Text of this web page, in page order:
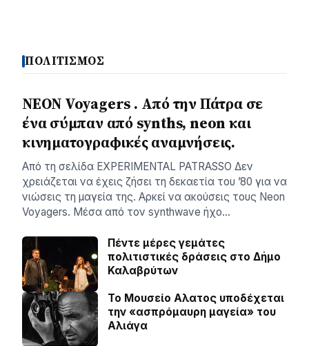
ΠΟΛΙΤΙΣΜΟΣ
NEON Voyagers . Από την Πάτρα σε
ένα σύμπαν από synths, neon και
κινηματογραφικές αναμνήσεις.
Aπό τη σελίδα ΕXPERIMENTAL PATRASSO Δεν
χρειάζεται να έχεις ζήσει τη δεκαετία του ’80 για να
νιώσεις τη μαγεία της. Αρκεί να ακούσεις τους Neon
Voyagers. Μέσα από τον synthwave ήχο…
Πέντε μέρες γεμάτες
πολιτιστικές δράσεις στο Δήμο
Καλαβρύτων
Το Μουσείο Αλατος υποδέχεται
την «ασπρόμαυρη μαγεία» του
Αλιάγα